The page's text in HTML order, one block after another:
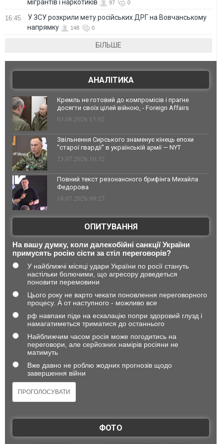
мігрантів і наркотиків 97 0
16:45
У ЗСУ розкрили мету російських ДРГ на Вовчанському
напрямку
148 0
БІЛЬШЕ
АНАЛІТИКА
Кремль не готовий до компромісів і прагне
досягти своїх цілей війною, - Foreign Affairs
03.08.2026 13:02
Звільнення Сирського знаменує кінець епохи
"старої гвардії" в українській армії — NYT
23.07.2026 10:32
Повний текст резонансного брифінга Михайла
Федорова
18.07.2026 09:27
ОПИТУВАННЯ
На вашу думку, коли далекобійні санкції України
примусять росію сісти за стіл переговорів?
У найближчі місяці удари України по росії стануть
настільки болючими, що агресору доведеться
поновити перемовини
Цього року не варто чекати поновлення переговорного
процесу. А от наступного - можливо все
рф навпаки піде на ескалацію попри здоровий глузд і
намагатиметься триматися до останнього
Найближчим часом росія може погодитись на
переговори, але серйозних намірів росіяни не
матимуть
Вже давно не роблю жодних прогнозів щодо
завершення війни
ФОТО